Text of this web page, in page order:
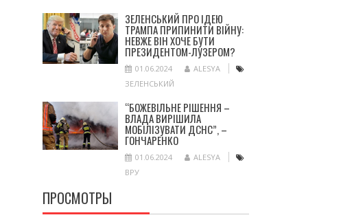
ЗЕЛЕНСЬКИЙ ПРО ІДЕЮ
ТРАМПА ПРИПИНИТИ ВІЙНУ:
НЕВЖЕ ВІН ХОЧЕ БУТИ
ПРЕЗИДЕНТОМ-ЛУЗЕРОМ?
01.06.2024
ALESYA
ЗЕЛЕНСЬКИЙ
“БОЖЕВІЛЬНЕ РІШЕННЯ –
ВЛАДА ВИРІШИЛА
МОБІЛІЗУВАТИ ДСНС”, –
ГОНЧАРЕНКО
01.06.2024
ALESYA
ВРУ
ПРОСМОТРЫ